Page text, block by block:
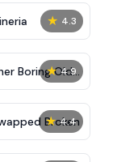
★ 4.3
★ 4.9
Boring Old
★ 4.4
Broken